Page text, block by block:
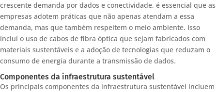
crescente demanda por dados e conectividade, é essencial que as
empresas adotem práticas que não apenas atendam a essa
demanda, mas que também respeitem o meio ambiente. Isso
inclui o uso de cabos de fibra óptica que sejam fabricados com
materiais sustentáveis e a adoção de tecnologias que reduzam o
consumo de energia durante a transmissão de dados.
Componentes da infraestrutura sustentável
Os principais componentes da infraestrutura sustentável incluem